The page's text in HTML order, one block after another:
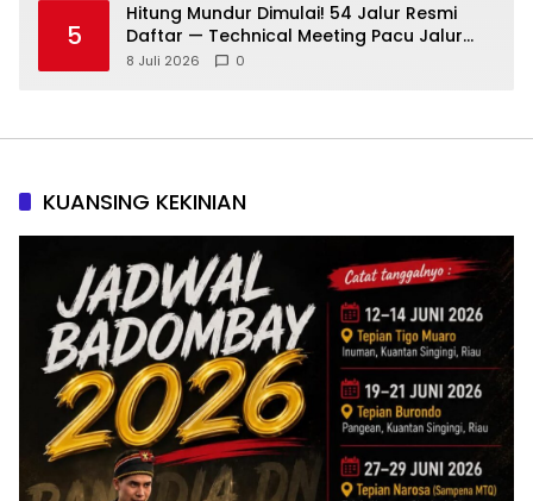
5
Hitung Mundur Dimulai! 54 Jalur Resmi
Daftar — Technical Meeting Pacu Jalur
Rayon III Benai Digelar Besok
8 Juli 2026 0
KUANSING KEKINIAN